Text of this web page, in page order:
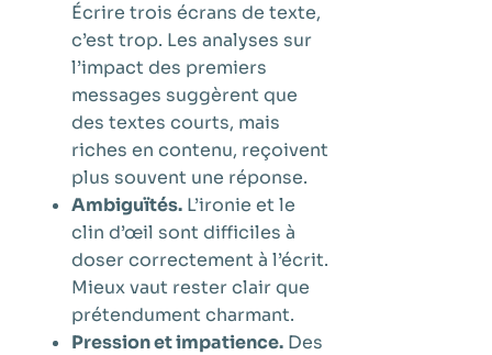
Écrire trois écrans de texte,
c’est trop. Les analyses sur
l’impact des premiers
messages suggèrent que
des textes courts, mais
riches en contenu, reçoivent
plus souvent une réponse.
Ambiguïtés.L’ironie et le
clin d’œil sont difficiles à
doser correctement à l’écrit.
Mieux vaut rester clair que
prétendument charmant.
Pression et impatience.Des